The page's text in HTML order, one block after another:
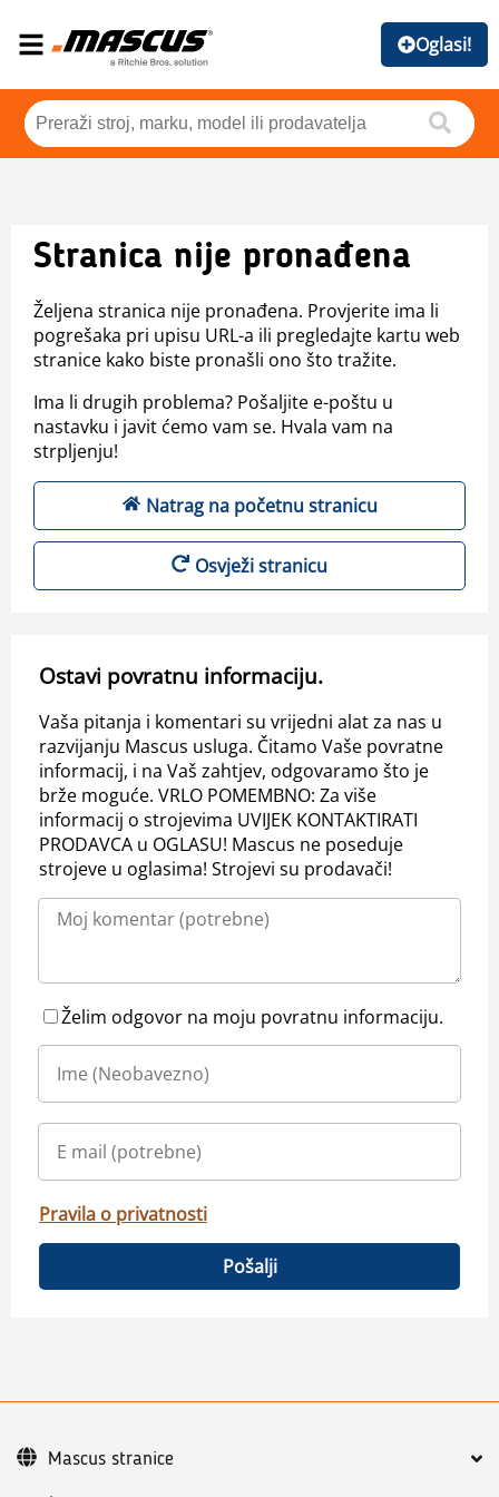
Oglasi!
Stranica nije pronađena
Željena stranica nije pronađena. Provjerite ima li
pogrešaka pri upisu URL-a ili pregledajte kartu web
stranice kako biste pronašli ono što tražite.
Ima li drugih problema? Pošaljite e-poštu u
nastavku i javit ćemo vam se. Hvala vam na
strpljenju!
Natrag na početnu stranicu
Osvježi stranicu
Ostavi povratnu informaciju.
Vaša pitanja i komentari su vrijedni alat za nas u
razvijanju Mascus usluga. Čitamo Vaše povratne
informacij, i na Vaš zahtjev, odgovaramo što je
brže moguće. VRLO POMEMBNO: Za više
informacij o strojevima UVIJEK KONTAKTIRATI
PRODAVCA u OGLASU! Mascus ne poseduje
strojeve u oglasima! Strojevi su prodavači!
Želim odgovor na moju povratnu informaciju.
Pravila o privatnosti
Pošalji
Mascus stranice